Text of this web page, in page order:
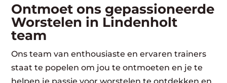
Ontmoet ons gepassioneerde
Worstelen in Lindenholt
team
Ons team van enthousiaste en ervaren trainers
staat te popelen om jou te ontmoeten en je te
helpen je passie voor worstelen te ontdekken en